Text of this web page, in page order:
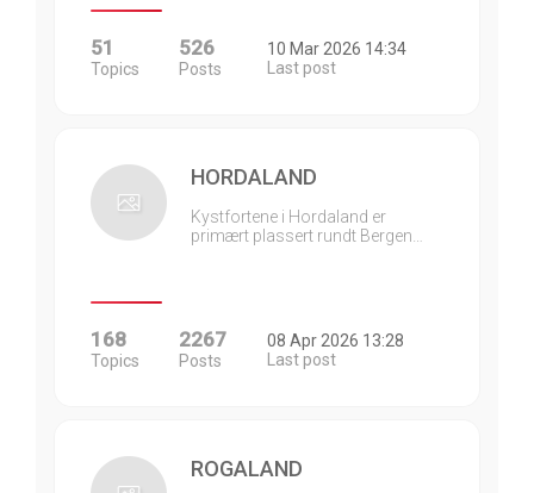
51
Topics
526
Posts
10 Mar 2026 14:34
Last post
HORDALAND
Kystfortene i Hordaland er
primært plassert rundt Bergen…
168
Topics
2267
Posts
08 Apr 2026 13:28
Last post
ROGALAND